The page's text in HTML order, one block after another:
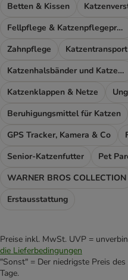
Betten & Kissen
Fellpflege & Katzenpflegeprodukte
Zahnpflege
Katzentransport
Katzenhalsbänder und Katzengeschirr
Katzenklappen & Netze
Beruhigungsmittel für Katzen
GPS Tracker, Kamera & Co
Senior-Katzenfutter
Pet
WARNER BROS COLLECTION
Erstausstattung
Preise inkl. MwSt. UVP =
die Lieferbedingungen
"Sonst" = Der niedrigste Preis
Tage.